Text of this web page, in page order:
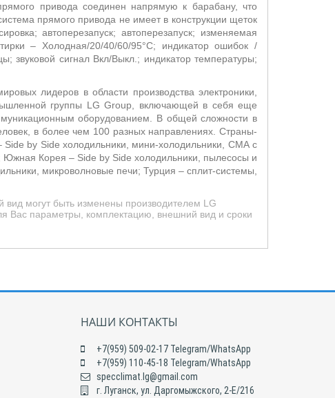
привода соединен напрямую к барабану, что
прямого привода не имеет в конструкции щеток
автоперезапуск; автоперезапуск; изменяемая
– Холодная/20/40/60/95°С; индикатор ошибок /
звуковой сигнал Вкл/Выкл.; индикатор температуры;
лидеров в области производства электроники,
группы LG Group, включающей в себя еще
оборудованием. В общей сложности в
в более чем 100 разных направлениях. Страны-
Side by Side холодильники, мини-холодильники, СМА с
Южная Корея – Side by Side холодильники, пылесосы и
микроволновые печи; Турция – сплит-системы,
вид могут быть изменены производителем LG
Вас параметры, комплектацию, внешний вид и сроки
НАШИ КОНТАКТЫ
+7(959) 509-02-17 Telegram/WhatsApp
+7(959) 110-45-18 Telegram/WhatsApp
specclimat.lg@gmail.com
г. Луганск, ул. Даргомыжского, 2-Е/216